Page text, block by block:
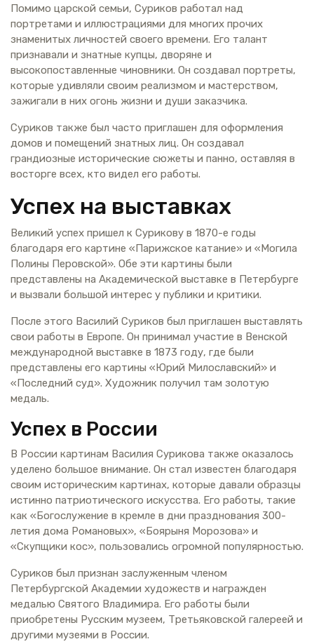
Помимо царской семьи, Суриков работал над
портретами и иллюстрациями для многих прочих
знаменитых личностей своего времени. Его талант
признавали и знатные купцы, дворяне и
высокопоставленные чиновники. Он создавал портреты,
которые удивляли своим реализмом и мастерством,
зажигали в них огонь жизни и души заказчика.
Суриков также был часто приглашен для оформления
домов и помещений знатных лиц. Он создавал
грандиозные исторические сюжеты и панно, оставляя в
восторге всех, кто видел его работы.
Успех на выставках
Великий успех пришел к Сурикову в 1870-е годы
благодаря его картине «Парижское катание» и «Могила
Полины Перовской». Обе эти картины были
представлены на Академической выставке в Петербурге
и вызвали большой интерес у публики и критики.
После этого Василий Суриков был приглашен выставлять
свои работы в Европе. Он принимал участие в Венской
международной выставке в 1873 году, где были
представлены его картины «Юрий Милославский» и
«Последний суд». Художник получил там золотую
медаль.
Успех в России
В России картинам Василия Сурикова также оказалось
уделено большое внимание. Он стал известен благодаря
своим историческим картинах, которые давали образцы
истинно патриотического искусства. Его работы, такие
как «Богослужение в кремле в дни празднования 300-
летия дома Романовых», «Боярыня Морозова» и
«Скупщики кос», пользовались огромной популярностью.
Суриков был признан заслуженным членом
Петербургской Академии художеств и награжден
медалью Святого Владимира. Его работы были
приобретены Русским музеем, Третьяковской галереей и
другими музеями в России.